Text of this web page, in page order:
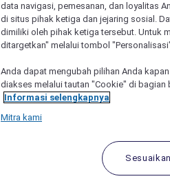
data navigasi, pemesanan, dan loyalitas
di situs pihak ketiga dan jejaring sosial.
dimiliki oleh pihak ketiga tersebut. Untuk
ditargetkan" melalui tombol
Anda dapat mengubah pilihan Anda
diakses melalui tautan "Cookie" di bagian
Informasi selengkapnya
Mitra kami
Sesuaikan